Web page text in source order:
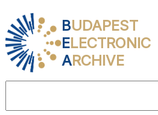
BUDAPEST
ELECTRONIC
ARCHIVE